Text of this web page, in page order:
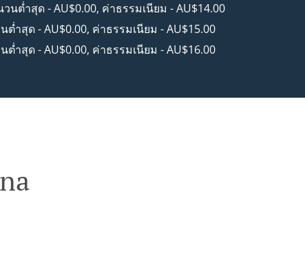
วนต่ำสุด - AU$0.00, ค่าธรรมเนียม - AU$14.00
ต่ำสุด - AU$0.00, ค่าธรรมเนียม - AU$15.00
ต่ำสุด - AU$0.00, ค่าธรรมเนียม - AU$16.00